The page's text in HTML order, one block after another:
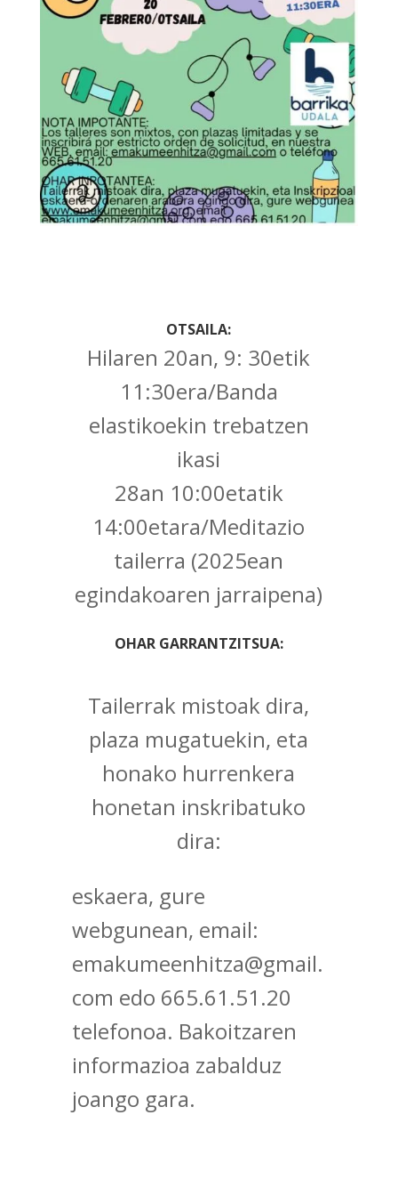
OTSAILA:
Hilaren 20an, 9: 30etik
11:30era/Banda
elastikoekin trebatzen
ikasi
28an 10:00etatik
14:00etara/Meditazio
tailerra (2025ean
egindakoaren jarraipena)
OHAR GARRANTZITSUA:
Tailerrak mistoak dira,
plaza mugatuekin, eta
honako hurrenkera
honetan inskribatuko
dira:
eskaera, gure
webgunean, email:
emakumeenhitza@gmail.
com edo 665.61.51.20
telefonoa. Bakoitzaren
informazioa zabalduz
joango gara.